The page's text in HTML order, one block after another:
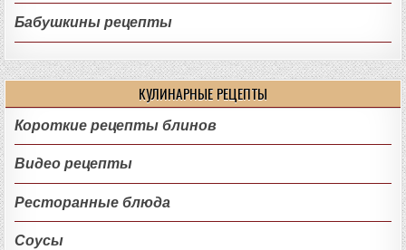
Бабушкины рецепты
КУЛИНАРНЫЕ РЕЦЕПТЫ
Короткие рецепты блинов
Видео рецепты
Ресторанные блюда
Соусы